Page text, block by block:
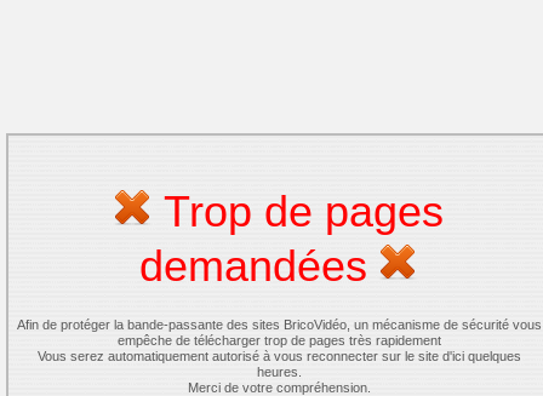
Trop de pages
demandées
Afin de protéger la bande-passante des sites BricoVidéo, un mécanisme de sécurité vous
empêche de télécharger trop de pages très rapidement
Vous serez automatiquement autorisé à vous reconnecter sur le site d'ici quelques
heures.
Merci de votre compréhension.